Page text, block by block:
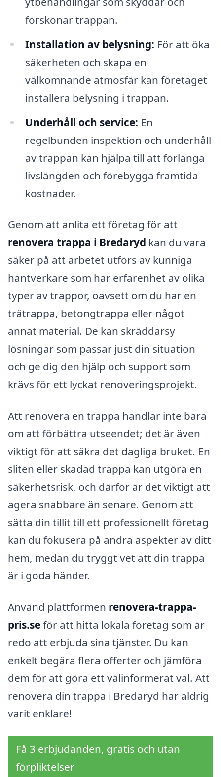
förskönar trappan.
Installation av belysning: För att öka
säkerheten och skapa en
välkomnande atmosfär kan företaget
installera belysning i trappan.
Underhåll och service: En
regelbunden inspektion och underhåll
av trappan kan hjälpa till att förlänga
livslängden och förebygga framtida
kostnader.
Genom att anlita ett företag för att
renovera trappa i Bredaryd kan du vara
säker på att arbetet utförs av kunniga
hantverkare som har erfarenhet av olika
typer av trappor, oavsett om du har en
trätrappa, betongtrappa eller något
annat material. De kan skräddarsy
lösningar som passar just din situation
och ge dig den hjälp och support som
krävs för ett lyckat renoveringsprojekt.
Att renovera en trappa handlar inte bara
om att förbättra utseendet; det är även
viktigt för att säkra det dagliga bruket. En
sliten eller skadad trappa kan utgöra en
säkerhetsrisk, och därför är det viktigt att
agera snabbare än senare. Genom att
sätta din tillit till ett professionellt företag
kan du fokusera på andra aspekter av ditt
hem, medan du tryggt vet att din trappa
är i goda händer.
Använd plattformen renovera-trappa-
pris.seför att hitta lokala företag som är
redo att erbjuda sina tjänster. Du kan
enkelt begära flera offerter och jämföra
dem för att göra ett välinformerat val. Att
renovera din trappa i Bredaryd har aldrig
varit enklare!
Få 3 erbjudanden, gratis och utan
förpliktelser